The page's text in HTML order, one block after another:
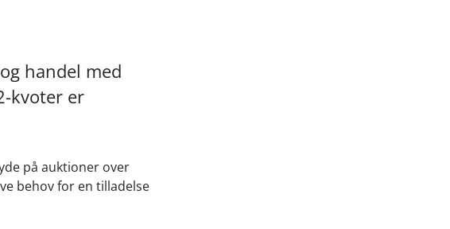
handel med
kvoter er
på auktioner over
behov for en tilladelse